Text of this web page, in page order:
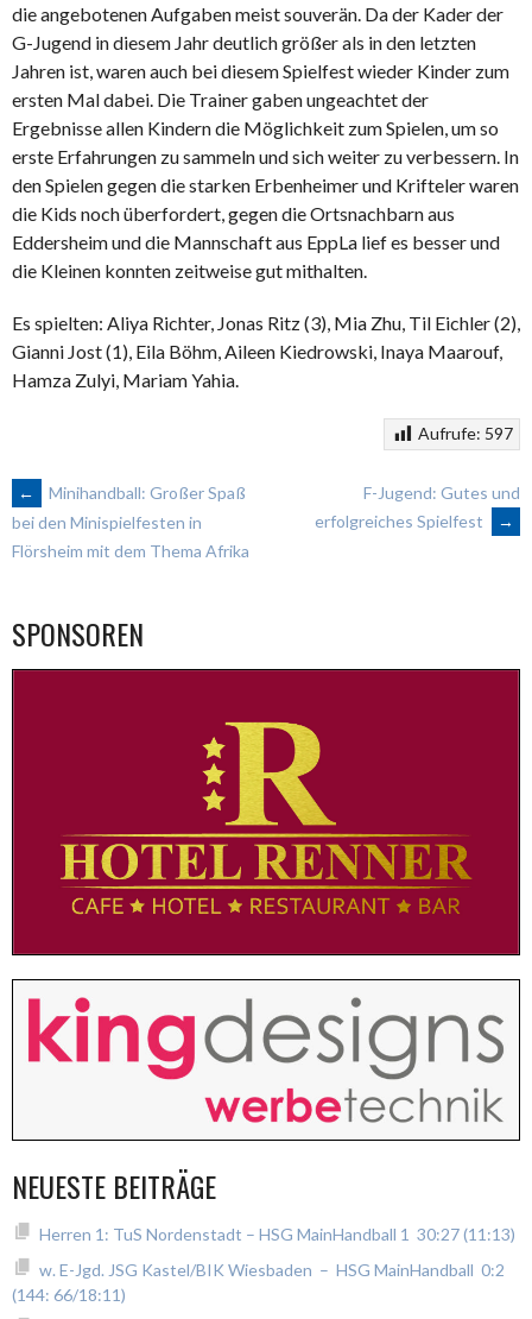
die angebotenen Aufgaben meist souverän. Da der Kader der
G-Jugend in diesem Jahr deutlich größer als in den letzten
Jahren ist, waren auch bei diesem Spielfest wieder Kinder zum
ersten Mal dabei. Die Trainer gaben ungeachtet der
Ergebnisse allen Kindern die Möglichkeit zum Spielen, um so
erste Erfahrungen zu sammeln und sich weiter zu verbessern. In
den Spielen gegen die starken Erbenheimer und Krifteler waren
die Kids noch überfordert, gegen die Ortsnachbarn aus
Eddersheim und die Mannschaft aus EppLa lief es besser und
die Kleinen konnten zeitweise gut mithalten.
Es spielten: Aliya Richter, Jonas Ritz (3), Mia Zhu, Til Eichler (2),
Gianni Jost (1), Eila Böhm, Aileen Kiedrowski, Inaya Maarouf,
Hamza Zulyi, Mariam Yahia.
Aufrufe: 597
ARTIKEL-
NAVIGATION
←
Minihandball: Großer Spaß
bei den Minispielfesten in
Flörsheim mit dem Thema Afrika
F-Jugend: Gutes und
erfolgreiches Spielfest
→
SPONSOREN
NEUESTE BEITRÄGE
Herren 1: TuS Nordenstadt – HSG MainHandball 1 30:27 (11:13)
w. E-Jgd. JSG Kastel/BIK Wiesbaden – HSG MainHandball 0:2
(144: 66/18:11)